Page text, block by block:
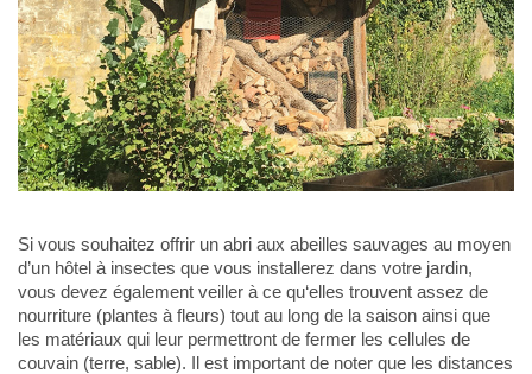
Si vous souhaitez offrir un abri aux abeilles sauvages au moyen
d’un hôtel à insectes que vous installerez dans votre jardin,
vous devez également veiller à ce qu‘elles trouvent assez de
nourriture (plantes à fleurs) tout au long de la saison ainsi que
les matériaux qui leur permettront de fermer les cellules de
couvain (terre, sable). Il est important de noter que les distances